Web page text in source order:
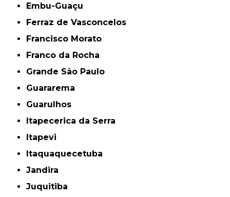
Embu-Guaçu
Ferraz de Vasconcelos
Francisco Morato
Franco da Rocha
Grande São Paulo
Guararema
Guarulhos
Itapecerica da Serra
Itapevi
Itaquaquecetuba
Jandira
Juquitiba